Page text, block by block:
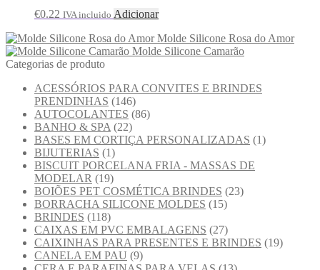
€0.22 IVA incluido Adicionar
Molde Silicone Rosa do Amor
Molde Silicone Camarão
Categorias de produto
ACESSÓRIOS PARA CONVITES E BRINDES
PRENDINHAS (146)
AUTOCOLANTES (86)
BANHO & SPA (22)
BASES EM CORTIÇA PERSONALIZADAS (1)
BIJUTERIAS (1)
BISCUIT PORCELANA FRIA - MASSAS DE
MODELAR (19)
BOIÕES PET COSMÉTICA BRINDES (23)
BORRACHA SILICONE MOLDES (15)
BRINDES (118)
CAIXAS EM PVC EMBALAGENS (27)
CAIXINHAS PARA PRESENTES E BRINDES (19)
CANELA EM PAU (9)